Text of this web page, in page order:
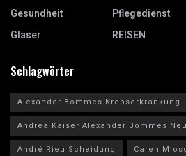
Gesundheit
Glaser
Pflegedienst
REISEN
Schlagwörter
Alexander Bommes Krebserkrankung
Andrea Kaiser Alexander Bommes
André Rieu Scheidung
Caren